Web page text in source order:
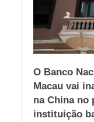
O Banco
Macau vai
na China no
instituição